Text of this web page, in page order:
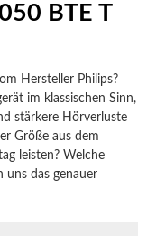
BTE T
Hersteller Philips?
im klassischen Sinn,
stärkere Hörverluste
Größe aus dem
leisten? Welche
uns das genauer